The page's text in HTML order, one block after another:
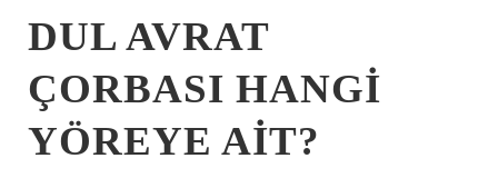
DUL AVRAT
ÇORBASI HANGI
YÖREYE AIT?